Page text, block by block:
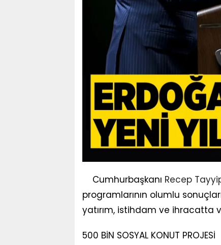
Cumhurbaşkanı Recep
programlarının olumlu
yatırım, istihdam ve ihracatta
500 BİN SOSYAL KONUT PROJESİ